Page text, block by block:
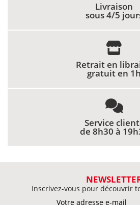
Livraison
sous 4/5
Retrait en
gratuit en 1h
Service
de 8h30 à
Inscrivez-vous pour découvrir